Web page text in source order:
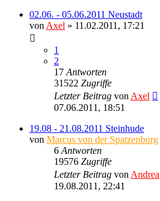
02.06. - 05.06.2011 Neustadt
vonAxel » 11.02.2011, 17:21
1
2
17Antworten
31522 Zugriffe
Letzter Beitrag vonAxel
07.06.2011, 18:51
19.08 - 21.08.2011 Steinhude
von Marcus von der Spatzenburg
6Antworten
19576 Zugriffe
Letzter Beitrag vonAndrea
19.08.2011, 22:41